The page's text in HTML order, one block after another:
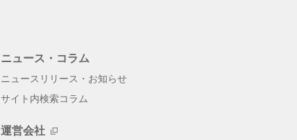
ニュース ・ コラム
ニュースリリース・お知らせ
サイト内検索コラム
運営会社